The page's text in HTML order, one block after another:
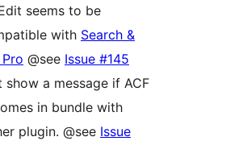
seems to be
with Search &
@see Issue #145
show a message if ACF
in bundle with
plugin. @see Issue